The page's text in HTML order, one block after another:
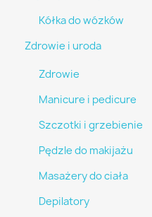
Kółka do wózków
Zdrowie i uroda
Zdrowie
Manicure i pedicure
Szczotki i grzebienie
Pędzle do makijażu
Masażery do ciała
Depilatory